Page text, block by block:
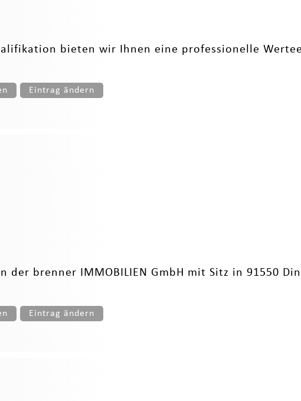
bieten wir Ihnen eine professionelle
Eintrag ändern
brenner IMMOBILIEN GmbH mit Sitz in 91550
Eintrag ändern